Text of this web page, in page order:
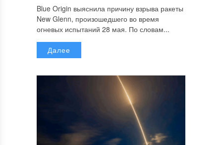
Blue Origin выяснила причину взрыва ракеты
New Glenn, произошедшего во время
огневых испытаний 28 мая. По словам...
Далее